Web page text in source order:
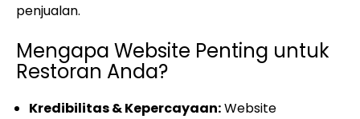
penjualan.
Mengapa Website Penting untuk
Restoran Anda?
Kredibilitas & Kepercayaan:Website